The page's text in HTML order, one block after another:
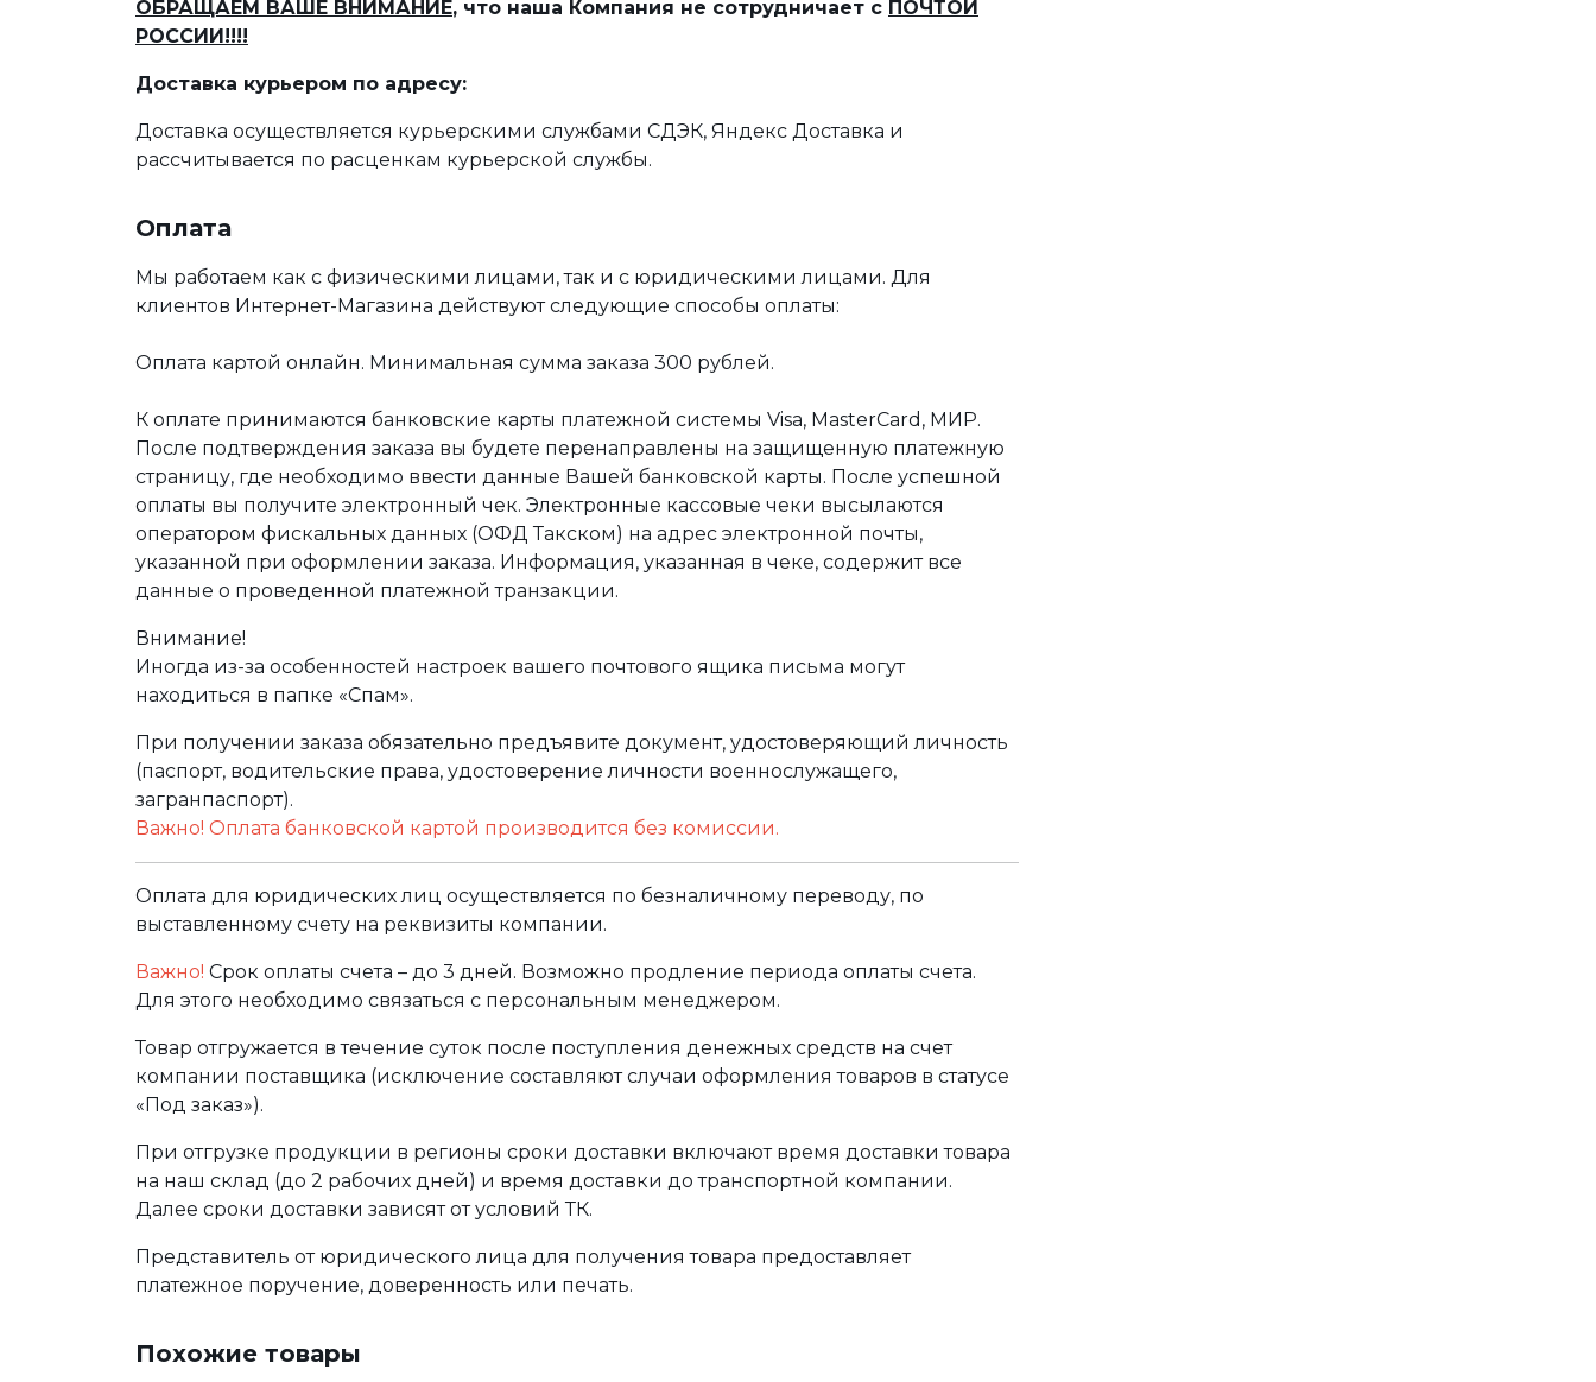
ОБРАЩАЕМ ВАШЕ ВНИМАНИЕ, что наша Компания не сотрудничает с ПОЧТОЙ
РОССИИ!!!!
Доставка курьером по адресу:
Доставка осуществляется курьерскими службами СДЭК, Яндекс Доставка и
рассчитывается по расценкам курьерской службы.
Оплата
Мы работаем как с физическими лицами, так и с юридическими лицами. Для
клиентов Интернет-Магазина действуют следующие способы оплаты:
Оплата картой онлайн. Минимальная сумма заказа 300 рублей.
К оплате принимаются банковские карты платежной системы Visa, MasterCard, МИР.
После подтверждения заказа вы будете перенаправлены на защищенную платежную
страницу, где необходимо ввести данные Вашей банковской карты. После успешной
оплаты вы получите электронный чек. Электронные кассовые чеки высылаются
оператором фискальных данных (ОФД Такском) на адрес электронной почты,
указанной при оформлении заказа. Информация, указанная в чеке, содержит все
данные о проведенной платежной транзакции.
Внимание!
Иногда из-за особенностей настроек вашего почтового ящика письма могут
находиться в папке «Спам».
При получении заказа обязательно предъявите документ, удостоверяющий личность
(паспорт, водительские права, удостоверение личности военнослужащего,
загранпаспорт).
Важно! Оплата банковской картой производится без комиссии.
Оплата для юридических лиц осуществляется по безналичному переводу, по
выставленному счету на реквизиты компании.
Важно! Срок оплаты счета – до 3 дней. Возможно продление периода оплаты счета.
Для этого необходимо связаться с персональным менеджером.
Товар отгружается в течение суток после поступления денежных средств на счет
компании поставщика (исключение составляют случаи оформления товаров в статусе
«Под заказ»).
При отгрузке продукции в регионы сроки доставки включают время доставки товара
на наш склад (до 2 рабочих дней) и время доставки до транспортной компании.
Далее сроки доставки зависят от условий ТК.
Представитель от юридического лица для получения товара предоставляет
платежное поручение, доверенность или печать.
Похожие товары